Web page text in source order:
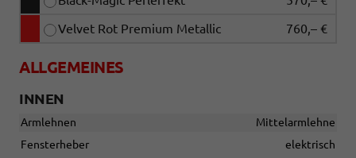
Velvet Rot Premium Metallic
760,– €
ALLGEMEINES
INNEN
Armlehnen
Mittelarmlehne
Fensterheber
elektrisch